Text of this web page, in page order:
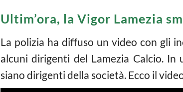
Ultim’ora, la Vigor Lamezia
La polizia ha diffuso un video con gli
alcuni dirigenti del Lamezia Calcio. In
siano dirigenti della società. Ecco il